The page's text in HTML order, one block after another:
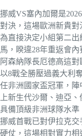
挪威VS塞內加爾是
對決，這場歐洲新貴
為直接決定小組第二
馬，睽違28年重返會
阿森納隊長厄德高這
以8戰全勝壓過義大利
任非洲國家盃冠軍，
上新生代沙爾、迪亞
具備頂級非洲球隊水準
挪威首戰已對伊拉克
硬仗，這場相對實力